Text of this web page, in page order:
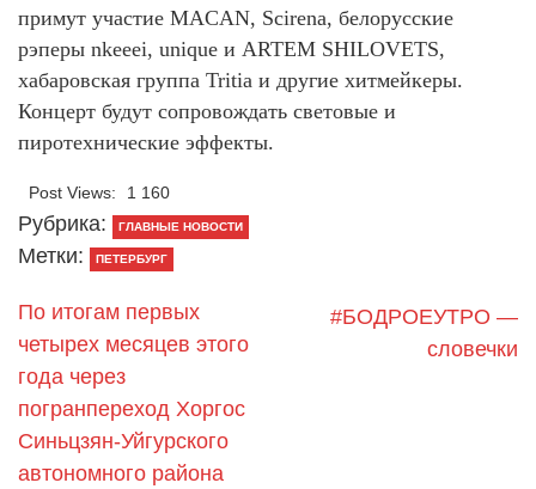
примут участие MACAN, Scirena, белорусские
рэперы nkeeei, unique и ARTEM SHILOVETS,
хабаровская группа Tritia и другие хитмейкеры.
Концерт будут сопровождать световые и
пиротехнические эффекты.
Post Views: 1 160
Рубрика: ГЛАВНЫЕ НОВОСТИ
Метки: ПЕТЕРБУРГ
По итогам первых
четырех месяцев этого
года через
погранпереход Хоргос
Синьцзян-Уйгурского
автономного района
#БОДРОЕУТРО —
словечки